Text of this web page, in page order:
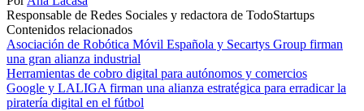
Responsable de Redes Sociales y redactora de TodoStartups
Contenidos relacionados
Asociación de Robótica Móvil Española y Secartys Group firman
una gran alianza industrial
Herramientas de cobro digital para autónomos y comercios
Google y LALIGA firman una alianza estratégica para erradicar la
piratería digital en el fútbol